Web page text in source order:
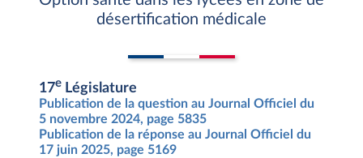
désertification médicale
17e Législature
Publication de la question au Journal Officiel du
5 novembre 2024, page 5835
Publication de la réponse au Journal Officiel du
17 juin 2025, page 5169